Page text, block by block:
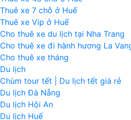
Thuê xe 7 chỗ ở Huế
Thuê xe Vip ở Huế
Cho thuê xe du lịch tại Nha Trang
Cho thuê xe đi hành hương La
Cho thuê xe tháng
Du lịch
Chùm tour tết | Du lịch tết giá rẻ
Du lịch Đà Nẵng
Du lịch Hội An
Du lịch Huế